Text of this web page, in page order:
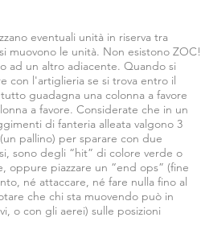
eventuali unità in riserva tra
muovono le unità. Non esistono ZOC!
ad un altro adiacente. Quando si
con l'artiglieria se si trova entro il
guadagna una colonna a favore
a favore. Considerate che in un
di fanteria alleata valgono 3
pallino) per sparare con due
sono degli “hit” di colore verde o
oppure piazzare un “end ops” (fine
né attaccare, né fare nulla fino al
che chi sta muovendo può in
o con gli aerei) sulle posizioni